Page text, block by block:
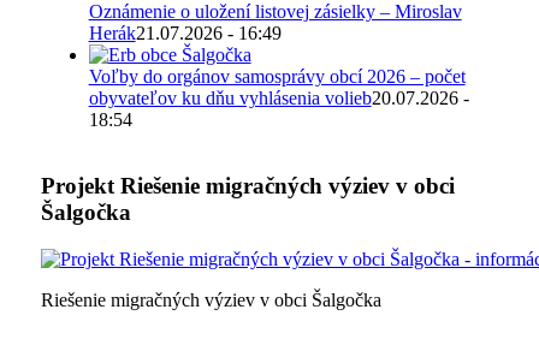
Oznámenie o uložení listovej zásielky – Miroslav
Herák21.07.2026 - 16:49
Voľby do orgánov samosprávy obcí 2026 – počet
obyvateľov ku dňu vyhlásenia volieb20.07.2026 -
18:54
Projekt Riešenie migračných výziev v obci
Šalgočka
Riešenie migračných výziev v obci Šalgočka